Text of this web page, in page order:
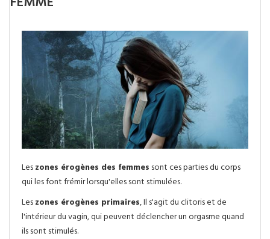
Leszones érogènes des femmes sont ces parties du corps
qui les font frémir lorsqu'elles sont stimulées.
Leszones érogènes primaires, Il s'agit du clitoris et de
l'intérieur du vagin, qui peuvent déclencher un orgasme quand
ils sont stimulés.